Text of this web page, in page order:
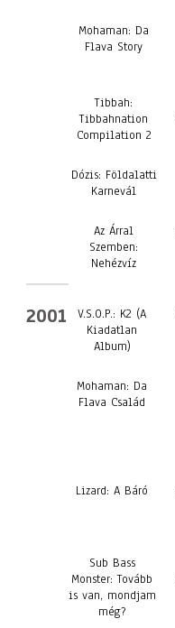
Mohaman: Da
Flava Story
Tibbah:
Tibbahnation
Compilation 2
Dózis: Földalatti
Karnevál
Az Árral
Szemben:
Nehézvíz
2001
V.S.O.P.: K2 (A
Kiadatlan
Album)
Mohaman: Da
Flava Család
Lizard: A Báró
Sub Bass
Monster: Tovább
is van, mondjam
még?